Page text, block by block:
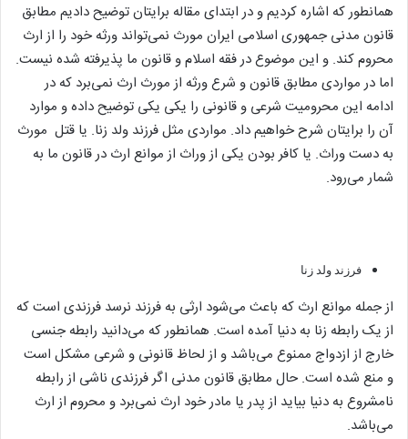
همانطور که اشاره کردیم و در ابتدای مقاله برایتان توضیح دادیم مطابق
قانون مدنی جمهوری اسلامی ایران مورث نمی‌تواند ورثه خود را از ارث
محروم کند. و این موضوع در فقه اسلام و قانون ما پذیرفته شده نیست.
اما در مواردی مطابق قانون و شرع ورثه از مورث ارث نمی‌برد که در
ادامه این محرومیت شرعی و قانونی را یکی یکی توضیح داده و موارد
آن را برایتان شرح خواهیم داد. مواردی مثل فرزند ولد زنا. یا قتل مورث
به دست وراث. یا کافر بودن یکی از وراث از موانع ارث در قانون ما به
شمار می‌رود.
فرزند ولد زنا
از جمله موانع ارث که باعث می‌شود ارثی به فرزند نرسد فرزندی است که
از یک رابطه زنا به دنیا آمده است. همانطور که می‌دانید رابطه جنسی
خارج از ازدواج ممنوع می‌باشد و از لحاظ قانونی و شرعی مشکل است
و منع شده است. حال مطابق قانون مدنی اگر فرزندی ناشی از رابطه
نامشروع به دنیا بیاید از پدر یا مادر خود ارث نمی‌برد و محروم از ارث
می‌باشد.